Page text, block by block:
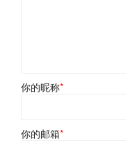
你的昵称*
你的邮箱*